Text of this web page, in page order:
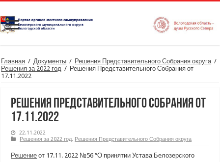
Главная / Документы / Решения Представительного Собрания округа /
Решения за 2022 год / Решения Представительного Собрания от
17.11.2022
Решения Представительного Собрания от
17.11.2022
22.11.2022
Решения за 2022 год, Решения Представительного Собрания округа
Решение от 17.11. 2022 №56 “О принятии Устава Белозерского